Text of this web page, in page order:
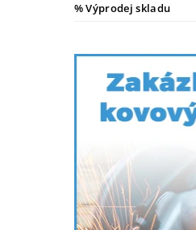
% Výprodej skladu